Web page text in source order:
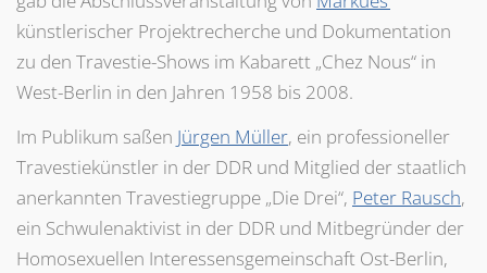
künstlerischer Projektrecherche und Dokumentation
zu den Travestie-Shows im Kabarett „Chez Nous“ in
West-Berlin in den Jahren 1958 bis 2008.
Im Publikum saßen Jürgen Müller, ein professioneller
Travestiekünstler in der DDR und Mitglied der staatlich
anerkannten Travestiegruppe „Die Drei“, Peter Rausch,
ein Schwulenaktivist in der DDR und Mitbegründer der
Homosexuellen Interessensgemeinschaft Ost-Berlin,